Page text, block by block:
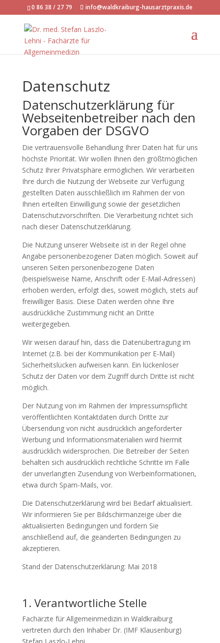
0 86 38 / 27 79 info@waldkraiburg-hausarztpraxis.de
Datenschutz
Datenschutzerklärung für
Webseitenbetreiber nach den
Vorgaben der DSGVO
Die vertrauensvolle Behandlung Ihrer Daten hat für uns
höchste Priorität. Wir wollen Ihnen den größtmöglichen
Schutz Ihrer Privatsphäre ermöglichen. Wir verarbeiten
Ihre durch die Nutzung der Webseite zur Verfügung
gestellten Daten ausschließlich im Rahmen der von
Ihnen erteilten Einwilligung sowie der gesetzlichen
Datenschutzvorschriften. Die Verarbeitung richtet sich
nach dieser Datenschutzerklärung.
Die Nutzung unserer Webseite ist in der Regel ohne
Angabe personenbezogener Daten möglich. Soweit auf
unseren Seiten personenbezogene Daten
(beispielsweise Name, Anschrift oder E-Mail-Adressen)
erhoben werden, erfolgt dies, soweit möglich, stets auf
freiwilliger Basis. Diese Daten werden ohne Ihre
ausdrückliche Zustimmung nicht an Dritte
weitergegeben.
Wir weisen darauf hin, dass die Datenübertragung im
Internet (z.B. bei der Kommunikation per E-Mail)
Sicherheitslücken aufweisen kann. Ein lückenloser
Schutz der Daten vor dem Zugriff durch Dritte ist nicht
möglich.
Der Nutzung von im Rahmen der Impressumspflicht
veröffentlichten Kontaktdaten durch Dritte zur
Übersendung von nicht ausdrücklich angeforderter
Werbung und Informationsmaterialien wird hiermit
ausdrücklich widersprochen. Die Betreiber der Seiten
behalten sich ausdrücklich rechtliche Schritte im Falle
der unverlangten Zusendung von Werbeinformationen,
etwa durch Spam-Mails, vor.
Die Datenschutzerklärung wird bei Bedarf aktualisiert.
Wir informieren Sie per Bildschirmanzeige über die
aktualisierten Bedingungen und fordern Sie
anschließend auf, die geänderten Bedingungen zu
akzeptieren.
Stand der Datenschutzerklärung: Mai 2018
1. Verantwortliche Stelle
Fachärzte für Allgemeinmedizin in Waldkraiburg
vertreten durch den Inhaber Dr. (IMF Klausenburg)